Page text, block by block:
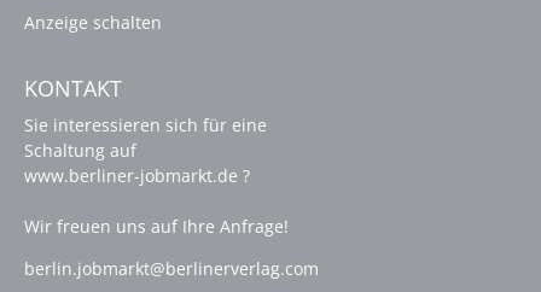
Anzeige schalten
KONTAKT
Sie interessieren sich für eine
Schaltung auf
www.berliner-jobmarkt.de ?
Wir freuen uns auf Ihre Anfrage!
berlin.jobmarkt@berlinerverlag.com